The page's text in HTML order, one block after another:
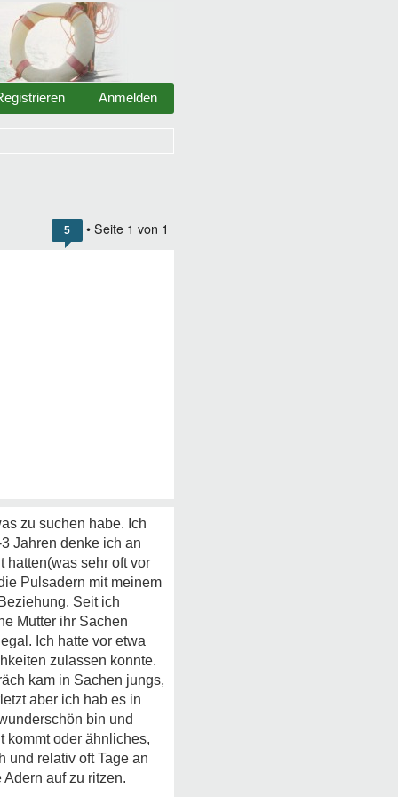
Anmelden
5 • Seite 1 von 1
zu suchen habe. Ich
Jahren denke ich an
hatten(was sehr oft vor
Pulsadern mit meinem
Seit ich
Mutter ihr Sachen
Ich hatte vor etwa
zulassen konnte.
kam in Sachen jungs,
aber ich hab es in
bin und
kommt oder ähnliches,
und relativ oft Tage an
auf zu ritzen.